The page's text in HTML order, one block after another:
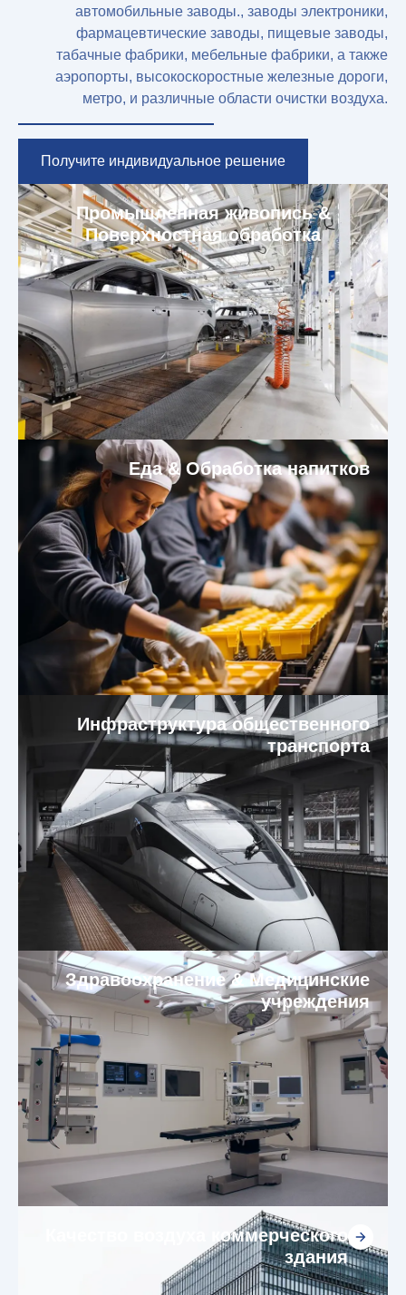
автомобильные заводы., заводы электроники,
фармацевтические заводы, пищевые заводы,
табачные фабрики, мебельные фабрики, а также
аэропорты, высокоскоростные железные дороги,
метро, и различные области очистки воздуха.
Получите индивидуальное решение
Промышленная живопись &
Поверхностная обработка
Еда & Обработка напитков
Инфраструктура общественного
транспорта
Здравоохранение & Медицинские
учреждения
Качество воздуха коммерческого
здания